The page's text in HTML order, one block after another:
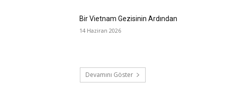
Bir Vietnam Gezisinin Ardından
14 Haziran 2026
Devamını Göster